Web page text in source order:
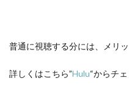
普通に視聴する分には、メリ
詳しくはこちら”Hulu“からチ